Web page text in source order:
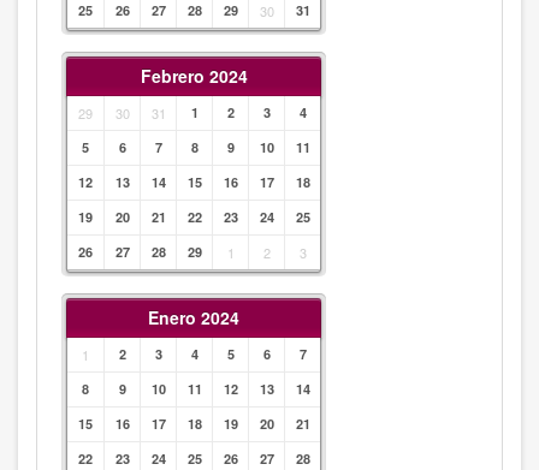
25
26 27 28 29 30 31
Febrero 2024
29 30 31 1 2 3
4
5
6 7 8 9 10
11
12
13 14 15 16 17
18
19
20 21 22 23 24
25
26
27 28 29 1 2 3
Enero 2024
1 2 3 4 5 6
7
8
9 10 11 12 13
14
15
16 17 18 19 20
21
22
23 24 25 26 27
28